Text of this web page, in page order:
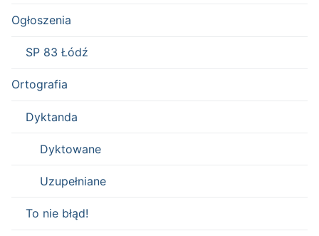
Ogłoszenia
SP 83 Łódź
Ortografia
Dyktanda
Dyktowane
Uzupełniane
To nie błąd!